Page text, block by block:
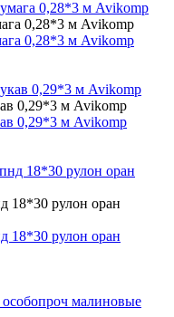
0,28*3 м Avikomp
0,28*3 м Avikomp
0,29*3 м Avikomp
0,29*3 м Avikomp
18*30 рулон оран
18*30 рулон оран